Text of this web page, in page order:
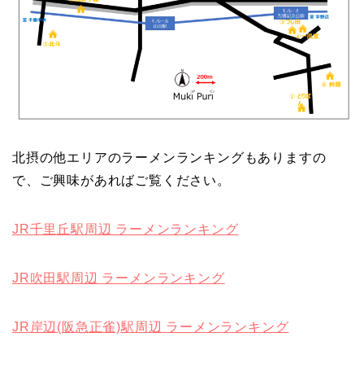
北摂の他エリアのラーメンランキングもありますの
で、ご興味があればご覧ください。
JR千里丘駅周辺 ラーメンランキング
JR吹田駅周辺 ラーメンランキング
JR岸辺(阪急正雀)駅周辺 ラーメンランキング